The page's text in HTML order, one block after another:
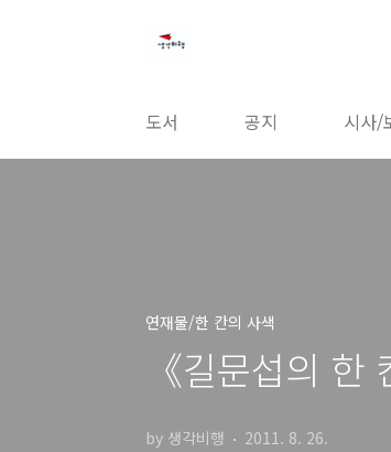
도서 공지 시사/
연재물/한 칸의 사색
《길문섭의
by 생각비행 2011. 8. 26.